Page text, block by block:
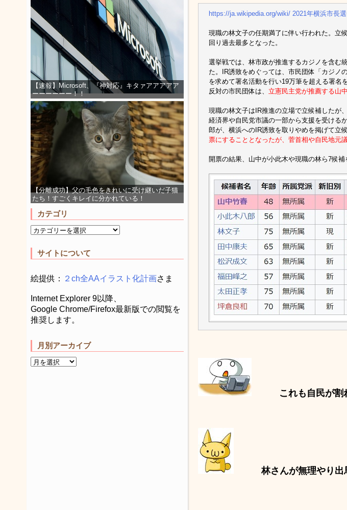
【速報】Microsoft、『神対応』キタァアアアアア
ーーーーーー！！
【分離成功】父の毛色をきれいに受け継いだ子猫
たち！すごくキレイに分かれている！
カテゴリ
サイトについて
絵提供： ２ch全AAイラスト化計画さま
Internet Explorer 9以降、
Google Chrome/Firefox最新版での閲覧を
推奨します。
月別アーカイブ
https://ja.wikipedia.org/wiki/ 2021年横浜市長
現職の林文子の任期満了に伴い行われた。立
回り過去最多となった。
選挙戦では、林市政が推進するカジノを含む
た。IR誘致をめぐっては、市民団体「カジノ
を求めて署名活動を行い19万筆を超える署名
反対の市民団体は、 立憲民主党が推薦する山
現職の林文子はIR推進の立場で立候補したが
経済界や自民党市議の一部から支援を受ける
郎が、横浜へのIR誘致を取りやめを掲げて立候
票にすることとなったが、菅首相や自民地元
開票の結果、山中が小此木や現職の林ら7候補
これも自民が割
林さんが無理やり出馬